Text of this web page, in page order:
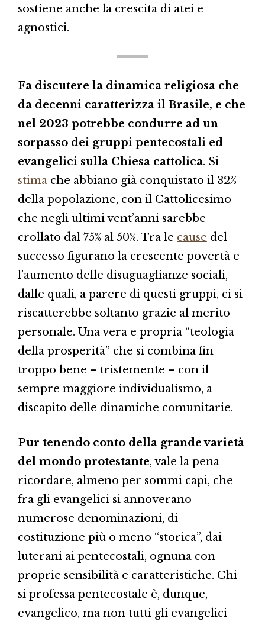
sostiene anche la crescita di atei e
agnostici.
Fa discutere la dinamica religiosa che
da decenni caratterizza il Brasile, e che
nel 2023 potrebbe condurre ad un
sorpasso dei gruppi pentecostali ed
evangelici sulla Chiesa cattolica. Si
stima che abbiano già conquistato il 32%
della popolazione, con il Cattolicesimo
che negli ultimi vent’anni sarebbe
crollato dal 75% al 50%. Tra le cause del
successo figurano la crescente povertà e
l’aumento delle disuguaglianze sociali,
dalle quali, a parere di questi gruppi, ci si
riscatterebbe soltanto grazie al merito
personale. Una vera e propria “teologia
della prosperità” che si combina fin
troppo bene – tristemente – con il
sempre maggiore individualismo, a
discapito delle dinamiche comunitarie.
Pur tenendo conto della grande varietà
del mondo protestante, vale la pena
ricordare, almeno per sommi capi, che
fra gli evangelici si annoverano
numerose denominazioni, di
costituzione più o meno “storica”, dai
luterani ai pentecostali, ognuna con
proprie sensibilità e caratteristiche. Chi
si professa pentecostale è, dunque,
evangelico, ma non tutti gli evangelici